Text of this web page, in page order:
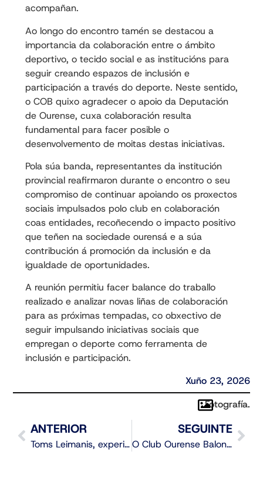
acompañan.
Ao longo do encontro tamén se destacou a
importancia da colaboración entre o ámbito
deportivo, o tecido social e as institucións para
seguir creando espazos de inclusión e
participación a través do deporte. Neste sentido,
o COB quixo agradecer o apoio da Deputación
de Ourense, cuxa colaboración resulta
fundamental para facer posible o
desenvolvemento de moitas destas iniciativas.
Pola súa banda, representantes da institución
provincial reafirmaron durante o encontro o seu
compromiso de continuar apoiando os proxectos
sociais impulsados polo club en colaboración
coas entidades, recoñecendo o impacto positivo
que teñen na sociedade ourensá e a súa
contribución á promoción da inclusión e da
igualdade de oportunidades.
A reunión permitiu facer balance do traballo
realizado e analizar novas liñas de colaboración
para as próximas tempadas, co obxectivo de
seguir impulsando iniciativas sociais que
empregan o deporte como ferramenta de
inclusión e participación.
Xuño 23, 2026
Fotografía.
ANTERIOR
Toms Leimanis, experiencia para o proxecto do COB
SEGUINTE
O Club Ourense Baloncesto presenta toda a documentación para competir na Primeira FEB 2026/27